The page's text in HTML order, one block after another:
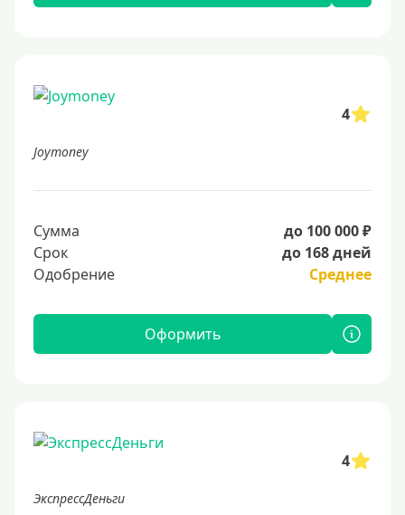
4
Joymoney
Сумма
до 100 000 ₽
Срок
до 168 дней
Одобрение
Среднее
Оформить
4
ЭкспрессДеньги